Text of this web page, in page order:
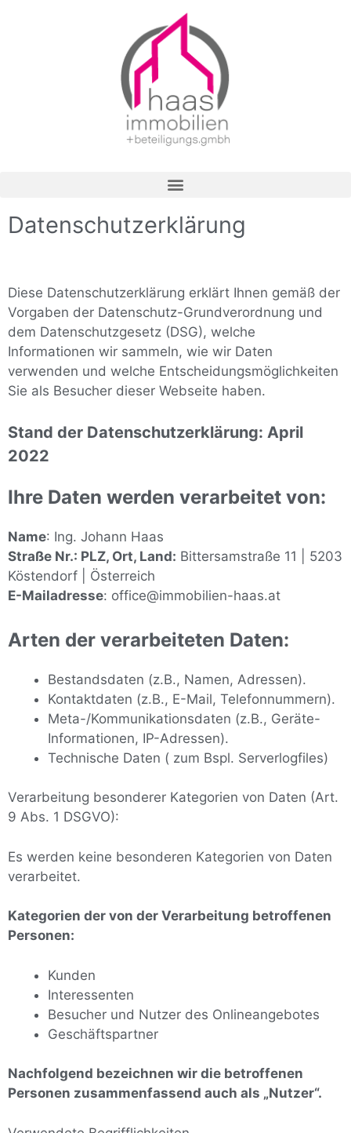
Datenschutzerklärung
Diese Datenschutzerklärung erklärt Ihnen gemäß der
Vorgaben der Datenschutz-Grundverordnung und
dem Datenschutzgesetz (DSG), welche
Informationen wir sammeln, wie wir Daten
verwenden und welche Entscheidungsmöglichkeiten
Sie als Besucher dieser Webseite haben.
Stand der Datenschutzerklärung: April
2022
Ihre Daten werden verarbeitet von:
Name: Ing. Johann Haas
Straße Nr.: PLZ, Ort, Land: Bittersamstraße 11 | 5203
Köstendorf | Österreich
E-Mailadresse: office@immobilien-haas.at
Arten der verarbeiteten Daten:
Bestandsdaten (z.B., Namen, Adressen).
Kontaktdaten (z.B., E-Mail, Telefonnummern).
Meta-/Kommunikationsdaten (z.B., Geräte-
Informationen, IP-Adressen).
Technische Daten ( zum Bspl. Serverlogfiles)
Verarbeitung besonderer Kategorien von Daten (Art.
9 Abs. 1 DSGVO):
Es werden keine besonderen Kategorien von Daten
verarbeitet.
Kategorien der von der Verarbeitung betroffenen
Personen:
Kunden
Interessenten
Besucher und Nutzer des Onlineangebotes
Geschäftspartner
Nachfolgend bezeichnen wir die betroffenen
Personen zusammenfassend auch als „Nutzer“.